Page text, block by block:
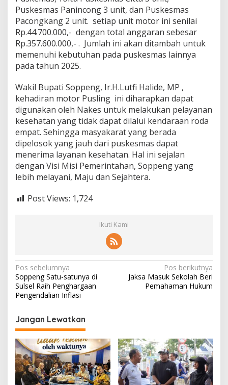
Puskesmas Panincong 3 unit, dan Puskesmas
Pacongkang 2 unit. setiap unit motor ini senilai
Rp.44.700.000,- dengan total anggaran sebesar
Rp.357.600.000,- . Jumlah ini akan ditambah untuk
memenuhi kebutuhan pada puskesmas lainnya
pada tahun 2025.
Wakil Bupati Soppeng, Ir.H.Lutfi Halide, MP ,
kehadiran motor Pusling ini diharapkan dapat
digunakan oleh Nakes untuk melakukan pelayanan
kesehatan yang tidak dapat dilalui kendaraan roda
empat. Sehingga masyakarat yang berada
dipelosok yang jauh dari puskesmas dapat
menerima layanan kesehatan. Hal ini sejalan
dengan Visi Misi Pemerintahan, Soppeng yang
lebih melayani, Maju dan Sejahtera.
Post Views: 1,724
Ikuti Kami
Navigasi
pos
Pos sebelumnya
Soppeng Satu-satunya di
Sulsel Raih Penghargaan
Pengendalian Inflasi
Pos berikutnya
Jaksa Masuk Sekolah Beri
Pemahaman Hukum
Jangan Lewatkan